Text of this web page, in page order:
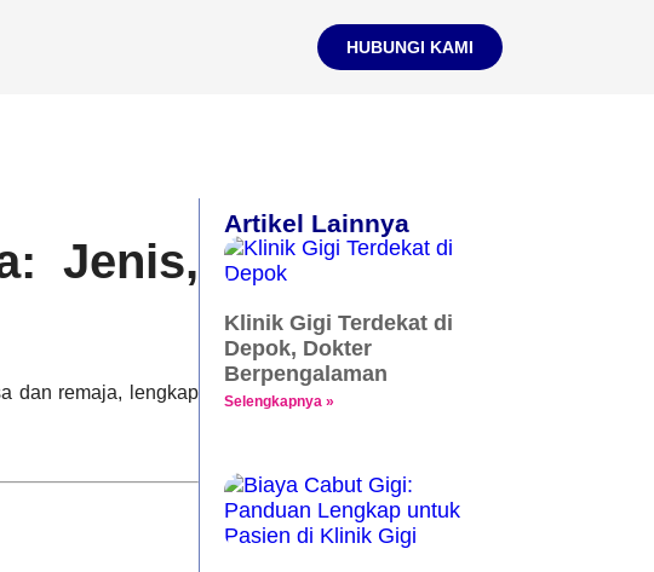
HUBUNGI KAMI
Jenis,
dan remaja, lengkap
Artikel Lainnya
Klinik Gigi Terdekat di
Depok, Dokter
Berpengalaman
Selengkapnya »